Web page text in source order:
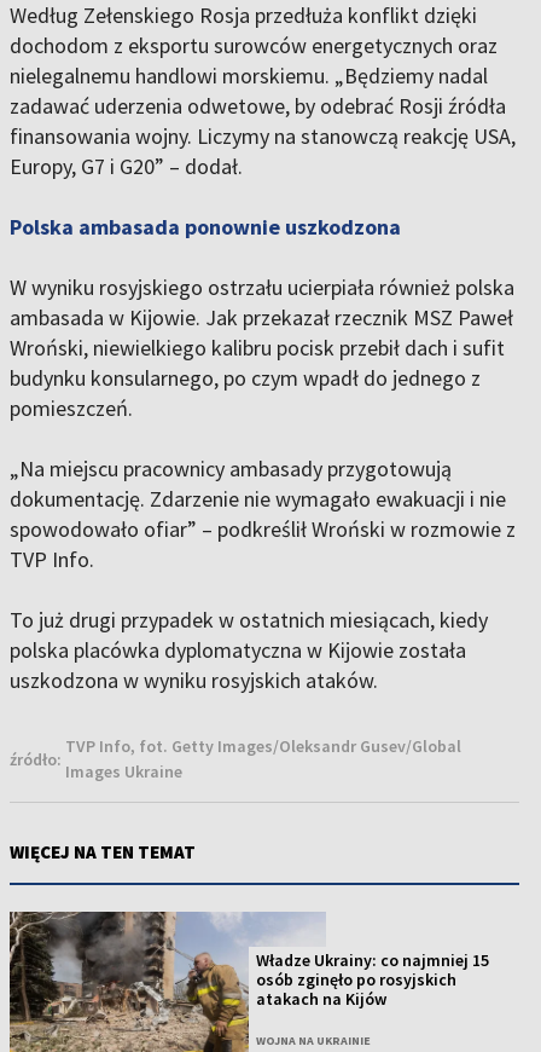
Według Zełenskiego Rosja przedłuża konflikt dzięki
dochodom z eksportu surowców energetycznych oraz
nielegalnemu handlowi morskiemu. „Będziemy nadal
zadawać uderzenia odwetowe, by odebrać Rosji źródła
finansowania wojny. Liczymy na stanowczą reakcję USA,
Europy, G7 i G20” – dodał.
Polska ambasada ponownie uszkodzona
W wyniku rosyjskiego ostrzału ucierpiała również polska
ambasada w Kijowie. Jak przekazał rzecznik MSZ Paweł
Wroński, niewielkiego kalibru pocisk przebił dach i sufit
budynku konsularnego, po czym wpadł do jednego z
pomieszczeń.
„Na miejscu pracownicy ambasady przygotowują
dokumentację. Zdarzenie nie wymagało ewakuacji i nie
spowodowało ofiar” – podkreślił Wroński w rozmowie z
TVP Info.
To już drugi przypadek w ostatnich miesiącach, kiedy
polska placówka dyplomatyczna w Kijowie została
uszkodzona w wyniku rosyjskich ataków.
źródło:
TVP Info, fot. Getty Images/Oleksandr Gusev/Global
Images Ukraine
WIĘCEJ NA TEN TEMAT
Władze Ukrainy: co najmniej 15
osób zginęło po rosyjskich
atakach na Kijów
WOJNA NA UKRAINIE